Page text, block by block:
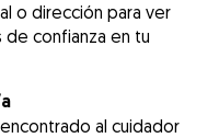
o dirección para ver
de confianza en tu
al cuidador